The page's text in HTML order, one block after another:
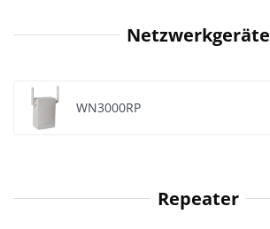
Netzwerkgeräte
WN3000RP
Repeater